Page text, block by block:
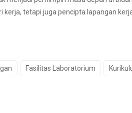
kerja, tetapi juga pencipta lapangan
Fasilitas Laboratorium